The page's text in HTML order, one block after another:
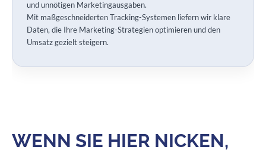
und unnötigen Marketingausgaben.
Mit maßgeschneiderten Tracking-Systemen liefern wir klare
Daten, die Ihre Marketing-Strategien optimieren und den
Umsatz gezielt steigern.
WENN SIE HIER NICKEN,